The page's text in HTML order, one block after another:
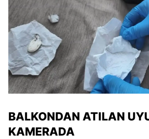
BALKONDAN ATILAN
KAMERADA